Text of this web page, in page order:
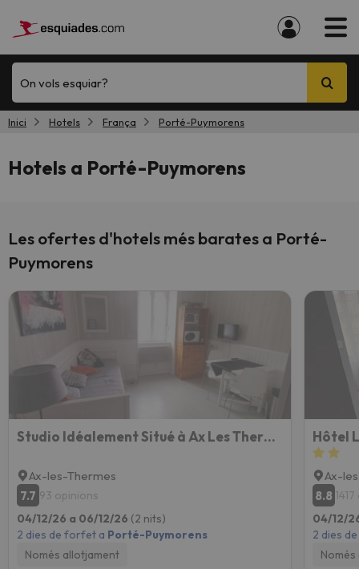
On vols esquiar?
Inici Hotels França Porté-Puymorens
Hotels a Porté-Puymorens
Les ofertes d'hotels més barates a Porté-
Puymorens
Studio Idéalement Situé à Ax Les Thermes
Ax-les-Thermes
7.7 93 opinions
04/12/26 a 06/12/26 (2 nits)
2 dies de forfet a Porté-Puymorens
Només allotjament
Hôtel
Ax-
8.8
04/12/
2 dies